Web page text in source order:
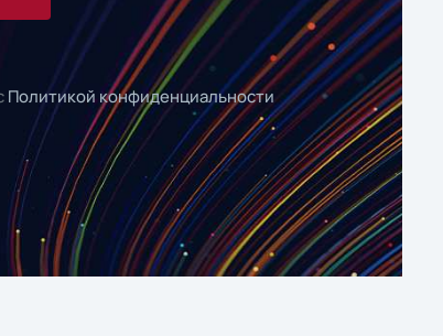
Политикой конфиденциальности